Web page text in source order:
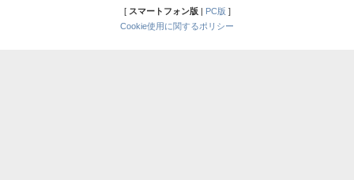
[ スマートフォン版| PC版 ]
Cookie使用に関するポリシー